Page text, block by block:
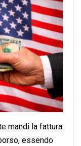
mandi la fattura
essendo